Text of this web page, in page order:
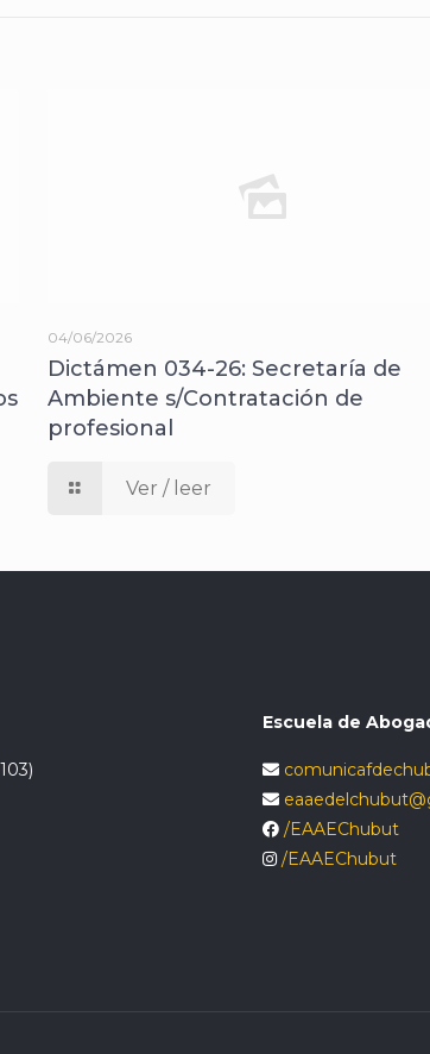
04/06/2026
Dictámen 034-26: Secretaría de
Ambiente s/Contratación de
profesional
Ver / leer
Escuela de
/EAAEChubut
/EAAEChubut